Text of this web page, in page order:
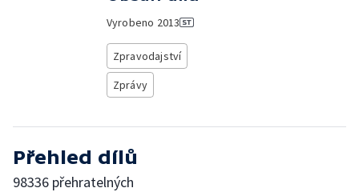
Vyrobeno 2013
Zpravodajství
Zprávy
Přehled dílů
98336 přehratelných